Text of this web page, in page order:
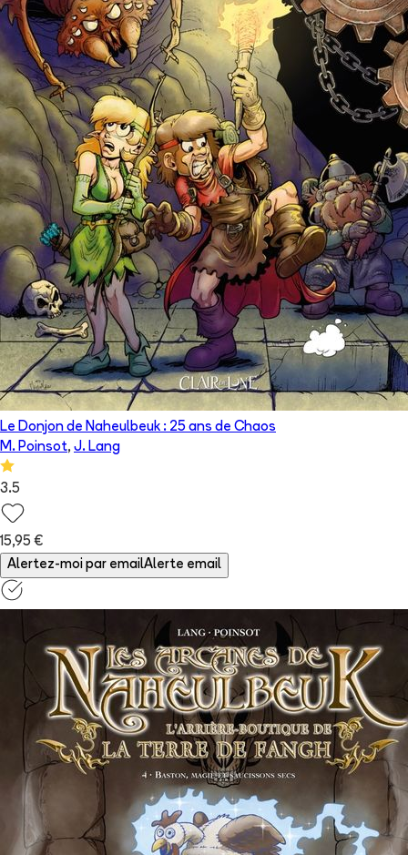
Le Donjon de Naheulbeuk : 25 ans de Chaos
M. Poinsot, J. Lang
3.5
15,95 €
Alertez-moi par emailAlerte email